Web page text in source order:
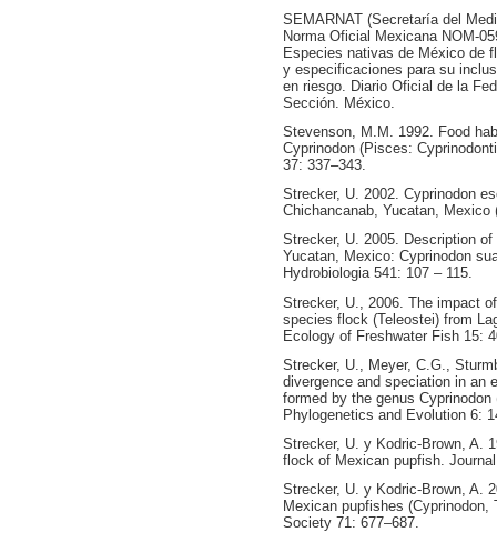
SEMARNAT (Secretaría del
Norma Oficial Mexicana NOM-
Especies nativas de México de
y especificaciones para su
en riesgo. Diario Oficial de la
Sección. México.
Stevenson, M.M. 1992. Food
Cyprinodon (Pisces:
37: 337–343.
Strecker, U. 2002. Cyprinodon
Chichancanab, Yucatan, Mexico
Strecker, U. 2005. Description
Yucatan, Mexico: Cyprinodon
Hydrobiologia 541: 107 – 115.
Strecker, U., 2006. The impact
species flock (Teleostei) from
Ecology of Freshwater Fish 15:
Strecker, U., Meyer, C.G.,
divergence and speciation in an
formed by the genus
Phylogenetics and Evolution 6:
Strecker, U. y Kodric-Brown, A.
flock of Mexican pupfish.
Strecker, U. y Kodric-Brown, A.
Mexican pupfishes
Society 71: 677–687.